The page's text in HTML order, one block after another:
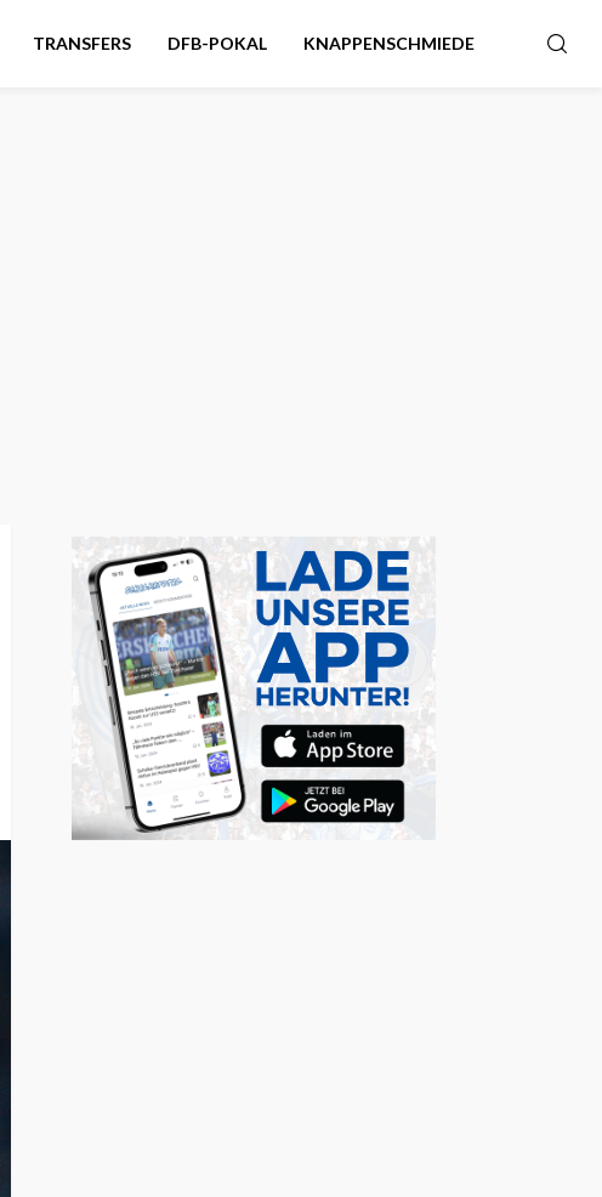
TRANSFERS DFB-POKAL KNAPPENSCHMIEDE